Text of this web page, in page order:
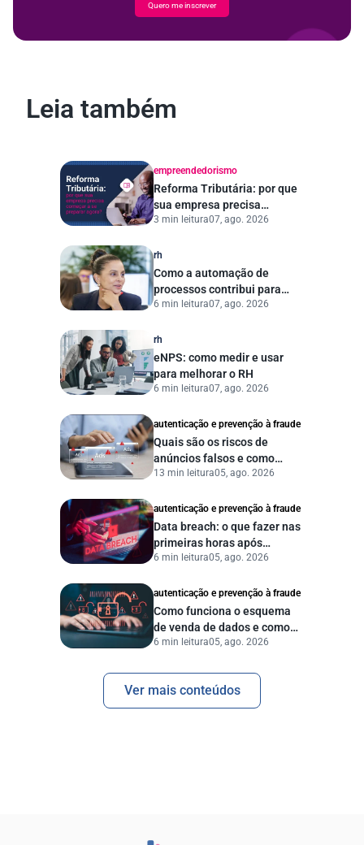
Quero me inscrever
Leia também
empreendedorismo
Reforma Tributária: por que
sua empresa precisa
começar a se preparar
3 min leitura07, ago. 2026
rh
Como a automação de
processos contribui para
uma gestão pública mais
6 min leitura07, ago. 2026
rh
eNPS: como medir e usar
para melhorar o RH
6 min leitura07, ago. 2026
autenticação e prevenção à fraude
Quais são os riscos de
anúncios falsos e como
proteger seu negócio?
13 min leitura05, ago. 2026
autenticação e prevenção à fraude
Data breach: o que fazer nas
primeiras horas após
vazamento de dados?
6 min leitura05, ago. 2026
autenticação e prevenção à fraude
Como funciona o esquema
de venda de dados e como
proteger sua empresa?
6 min leitura05, ago. 2026
Ver mais conteúdos